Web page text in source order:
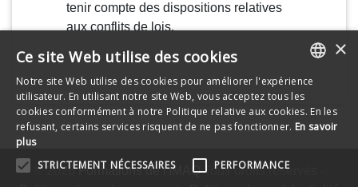
tenir compte des dispositions relatives
aux conflits de lois.
© 2026Formations de l'IMAQTous droits réservés -
FRENCH
ENGLISH
×
Ce site Web utilise des cookies
Notre site Web utilise des cookies pour améliorer l'expérience
utilisateur. En utilisant notre site Web, vous acceptez tous les
cookies conformément à notre Politique relative aux cookies. En les
refusant, certains services risquent de ne pas fonctionner. En savoir
plus
STRICTEMENT NÉCESSAIRES
PERFORMANCE